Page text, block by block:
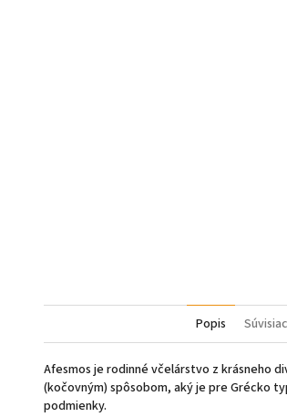
Popis
Afesmos je rodinné včelárstvo z krásneho
(kočovným) spôsobom, aký je pre Grécko
podmienky.